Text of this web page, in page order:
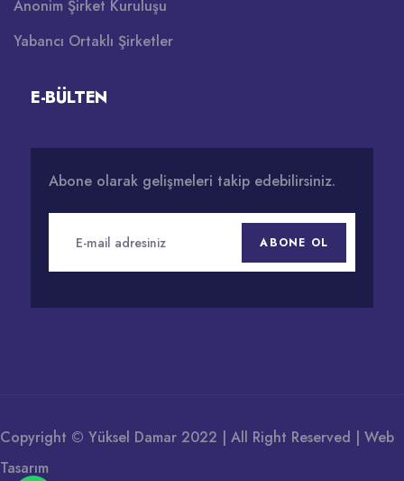
Anonim Şirket Kuruluşu
Yabancı Ortaklı Şirketler
E-BÜLTEN
Abone olarak gelişmeleri takip edebilirsiniz.
ABONE OL
Copyright © Yüksel Damar 2022 | All Right Reserved | Web
Tasarım